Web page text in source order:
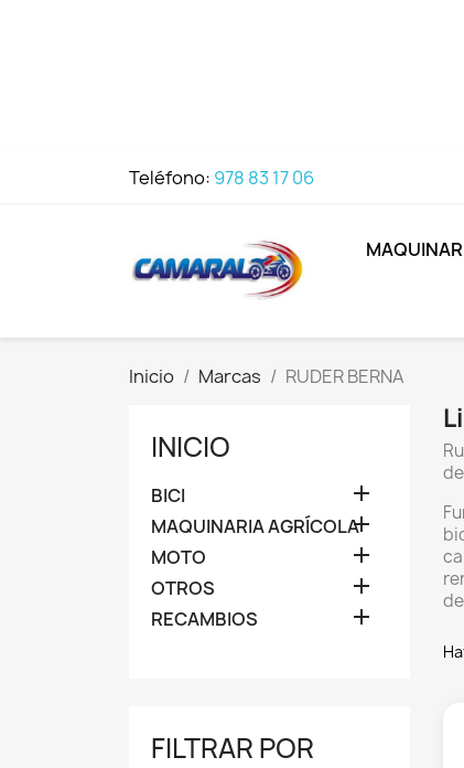
Teléfono: 978 83 17 06
Inicio Marcas RUDER BERNA
INICIO
BICI 
MAQUINARIA AGRÍCOLA
MOTO 
OTROS 
RECAMBIOS 
FILTRAR POR